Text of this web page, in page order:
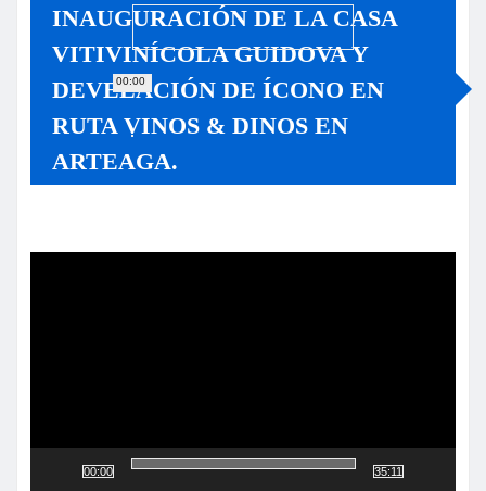
00:00
INAUGURACIÓN DE LA CASA
VITIVINÍCOLA GUIDOVA Y
DEVELACIÓN DE ÍCONO EN
RUTA VINOS & DINOS EN
ARTEAGA.
00:00 35:11